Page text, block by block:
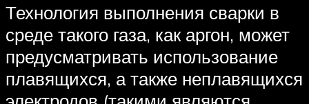
Технология выполнения сварки в
среде такого газа, как аргон, может
предусматривать использование
плавящихся, а также неплавящихся